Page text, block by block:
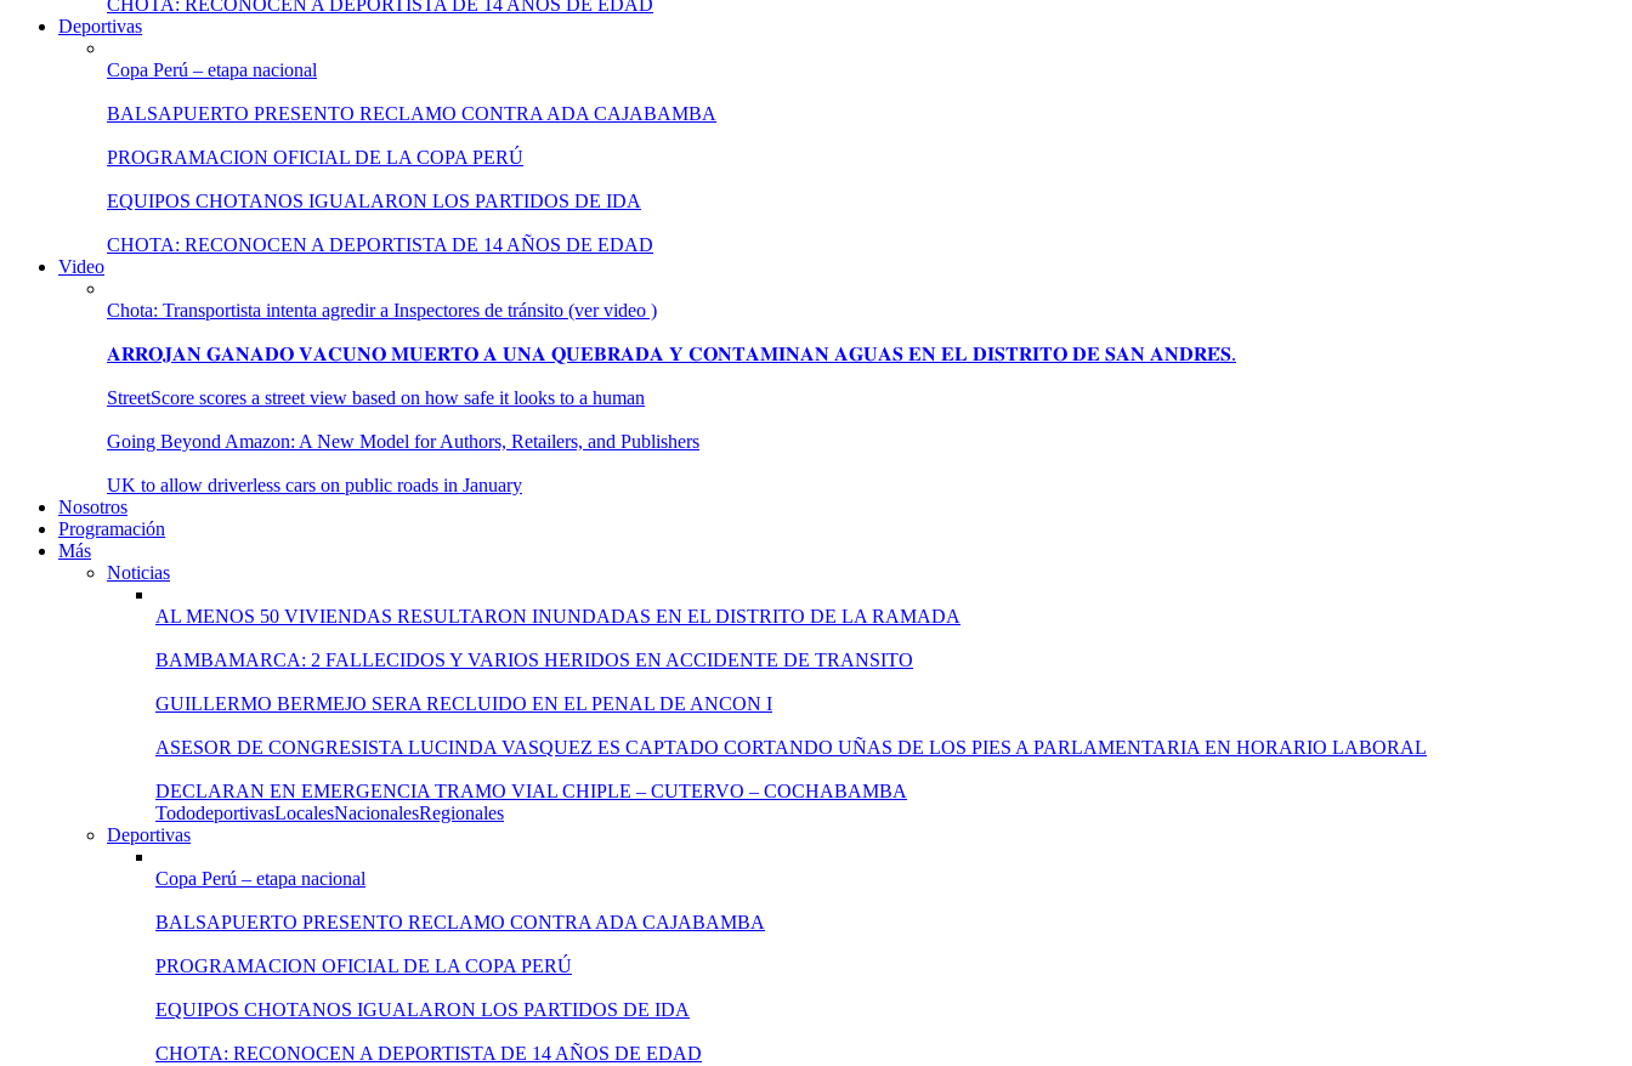
CHOTA: RECONOCEN A DEPORTISTA DE 14 AÑOS DE EDAD
Deportivas
Copa Perú – etapa nacional
BALSAPUERTO PRESENTO RECLAMO CONTRA ADA CAJABAMBA
PROGRAMACION OFICIAL DE LA COPA PERÚ
EQUIPOS CHOTANOS IGUALARON LOS PARTIDOS DE IDA
CHOTA: RECONOCEN A DEPORTISTA DE 14 AÑOS DE EDAD
Video
Chota: Transportista intenta agredir a Inspectores de tránsito (ver video )
𝐀𝐑𝐑𝐎𝐉𝐀𝐍 𝐆𝐀𝐍𝐀𝐃𝐎 𝐕𝐀𝐂𝐔𝐍𝐎 𝐌𝐔𝐄𝐑𝐓𝐎 𝐀 𝐔𝐍𝐀 𝐐𝐔𝐄𝐁𝐑𝐀𝐃𝐀 𝐘 𝐂𝐎𝐍𝐓𝐀𝐌𝐈𝐍𝐀𝐍 𝐀𝐆𝐔𝐀𝐒 𝐄𝐍 𝐄𝐋 𝐃𝐈𝐒𝐓𝐑𝐈𝐓𝐎 𝐃𝐄 𝐒𝐀𝐍 𝐀𝐍𝐃𝐑𝐄́𝐒.
StreetScore scores a street view based on how safe it looks to a human
Going Beyond Amazon: A New Model for Authors, Retailers, and Publishers
UK to allow driverless cars on public roads in January
Nosotros
Programación
Más
Noticias
AL MENOS 50 VIVIENDAS RESULTARON INUNDADAS EN EL DISTRITO DE LA RAMADA
BAMBAMARCA: 2 FALLECIDOS Y VARIOS HERIDOS EN ACCIDENTE DE TRANSITO
GUILLERMO BERMEJO SERA RECLUIDO EN EL PENAL DE ANCON I
ASESOR DE CONGRESISTA LUCINDA VASQUEZ ES CAPTADO CORTANDO UÑAS DE LOS PIES A PARLAMENTARIA EN HORARIO LABORAL
DECLARAN EN EMERGENCIA TRAMO VIAL CHIPLE – CUTERVO – COCHABAMBA
TododeportivasLocalesNacionalesRegionales
Deportivas
Copa Perú – etapa nacional
BALSAPUERTO PRESENTO RECLAMO CONTRA ADA CAJABAMBA
PROGRAMACION OFICIAL DE LA COPA PERÚ
EQUIPOS CHOTANOS IGUALARON LOS PARTIDOS DE IDA
CHOTA: RECONOCEN A DEPORTISTA DE 14 AÑOS DE EDAD